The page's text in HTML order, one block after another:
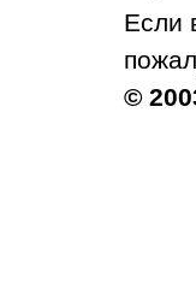
Если
©